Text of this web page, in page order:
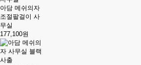
아담 메쉬의자
조절팔걸이 사
무실
177,100원